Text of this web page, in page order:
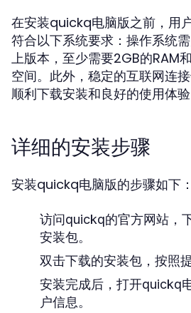
在安装quickq电脑版之前，用
符合以下系统要求：操作系统
上版本，至少需要2GB的RAM
空间。此外，稳定的互联网连
顺利下载安装和良好的使用体验
详细的安装步骤
安装quickq电脑版的步骤如下：
访问quickq的官方网站，
安装包。
双击下载的安装包，按照
安装完成后，打开quickq
户信息。